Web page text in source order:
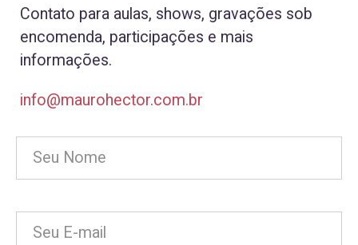
Contato para aulas, shows, gravações sob
encomenda, participações e mais
informações.
info@maurohector.com.br